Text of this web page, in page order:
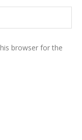
browser for the